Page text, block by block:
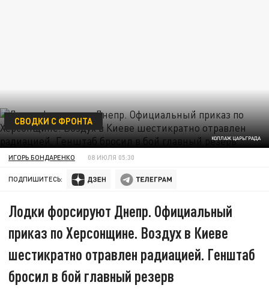
КОЛЛАЖ ЦАРЬГРАДА
СВОДКИ С ФРОНТА
ИГОРЬ БОНДАРЕНКО 08 ИЮЛЯ 05:30
ПОДПИШИТЕСЬ:
Лодки форсируют Днепр. Официальный
приказ по Херсонщине. Воздух в Киеве
шестикратно отравлен радиацией. Генштаб
бросил в бой главный резерв